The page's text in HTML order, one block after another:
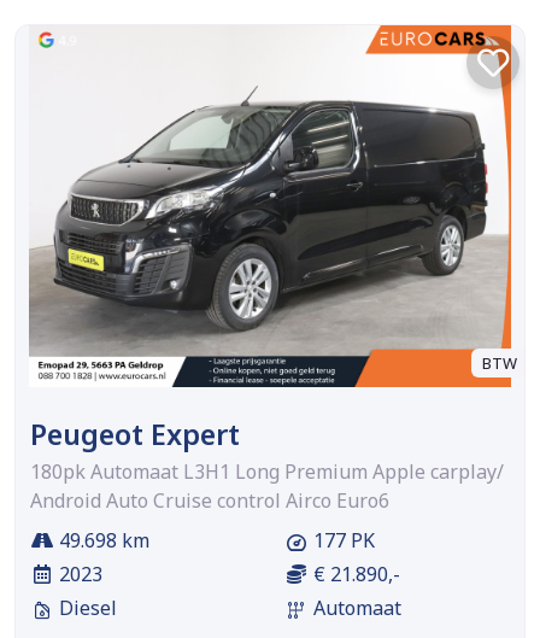
BTW
Peugeot Expert
180pk Automaat L3H1 Long Premium Apple carplay/
Android Auto Cruise control Airco Euro6
49.698 km
2023
Diesel
177 PK
€ 21.890,-
Automaat